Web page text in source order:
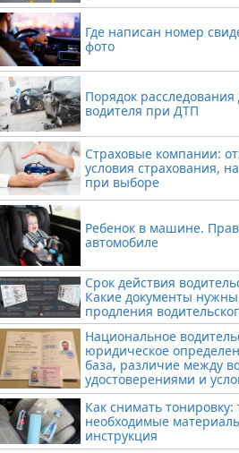
Где написан номер
фото
Порядок
водителя при ДТП
Страховые компании:
условия страхования,
при выборе
Ребенок в машине.
автомобиле
Срок действия
Какие документы
продления
Национальное
юридическое
база, различие между
удостоверениями и
Как снимать
необходимые
инструкция